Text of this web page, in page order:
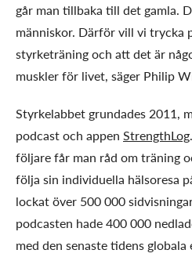
går man tillbaka till det gamla.
människor. Därför vill vi trycka
styrketräning och att det är
muskler för livet, säger Philip
Styrkelabbet grundades 2011,
podcast och appen StrengthLog
följare får man råd om träning
följa sin individuella hälsoresa
lockat över 500 000
podcasten hade 400 000
med den senaste tidens